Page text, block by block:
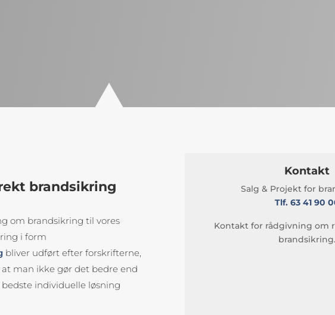
brandsikring
om brandsikring til vores
i form
bliver udført efter forskrifterne,
man ikke gør det bedre end
individuelle løsning
Kontakt
Salg & Projekt for
Tlf. 63 41 90
Kontakt for rådgivning om
brandsikring.